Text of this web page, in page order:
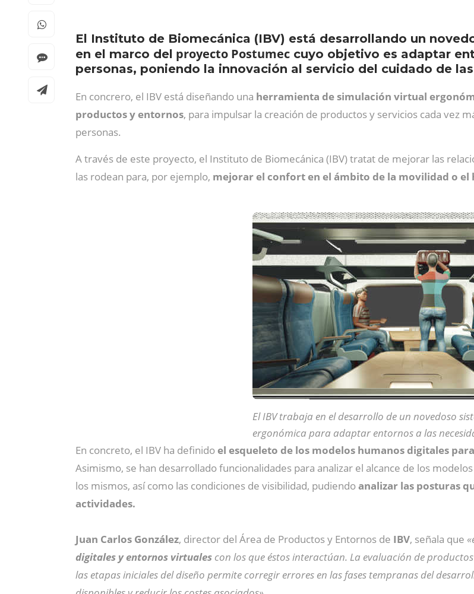
El Instituto de Biomecánica (IBV) está desarrollando un
en el marco del proyecto Postumec cuyo objetivo es adaptar
personas, poniendo la innovación al servicio del cuidado de
En concrero, el IBV está diseñando una herramienta de simulación virtual
productos y entornos, para impulsar la creación de productos y servicios cada vez
personas.
A través de este proyecto, el Instituto de Biomecánica (IBV) tratat de mejorar las
las rodean para, por ejemplo, mejorar el confort en el ámbito de la movilidad o el
El IBV trabaja en el desarrollo de un novedoso
ergonómica para adaptar entornos a las
En concreto, el IBV ha definidoel esqueleto de los modelos humanos digitales
Asimismo, se han desarrollado funcionalidades para analizar el alcance de los
los mismos, así como las condiciones de visibilidad, pudiendoanalizar las posturas
actividades.
Juan Carlos González, director del Área de Productos y Entornos de IBV, señala que
digitales y entornos virtuales con los que éstos interactúan. La evaluación de
las etapas iniciales del diseño permite corregir errores en las fases tempranas del